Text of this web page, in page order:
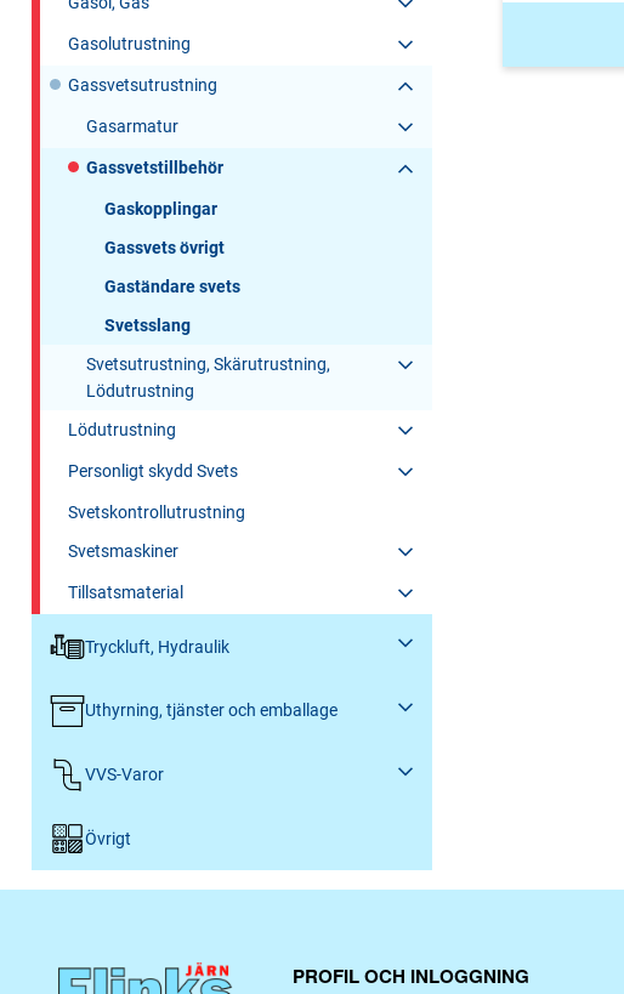
Gasolutrustning
Gassvetsutrustning
Gasarmatur
Gassvetstillbehör
Gaskopplingar
Gassvets övrigt
Gaständare svets
Svetsslang
Svetsutrustning, Skärutrustning,
Lödutrustning
Lödutrustning
Personligt skydd Svets
Svetskontrollutrustning
Svetsmaskiner
Tillsatsmaterial
Tryckluft, Hydraulik
Uthyrning, tjänster och emballage
VVS-Varor
Övrigt
PROFIL OCH INLOGGNING